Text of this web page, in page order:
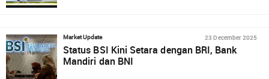
Market Update 23 December 2025
Status BSI Kini Setara dengan BRI, Bank
Mandiri dan BNI